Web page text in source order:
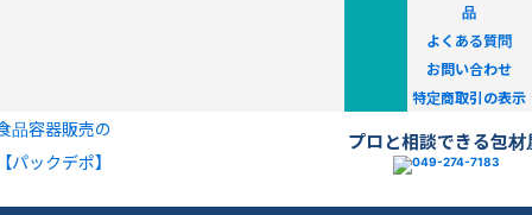
品
よくある質問
お問い合わせ
特定商取引の表示
品容器販売の
【パックデポ】
プロと相談できる包材